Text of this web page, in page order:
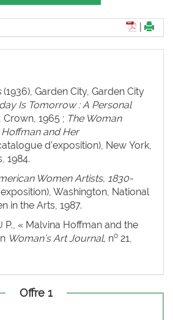
(1936), Garden City, Garden City
Is Tomorrow : A Personal
Crown, 1965 ; The Woman
and Her
d’exposition), New York,
1984.
Women Artists, 1830-
Washington, National
in the Arts, 1987.
P., « Malvina Hoffman and the
Woman’s Art Journal, no 21,
Offre 1